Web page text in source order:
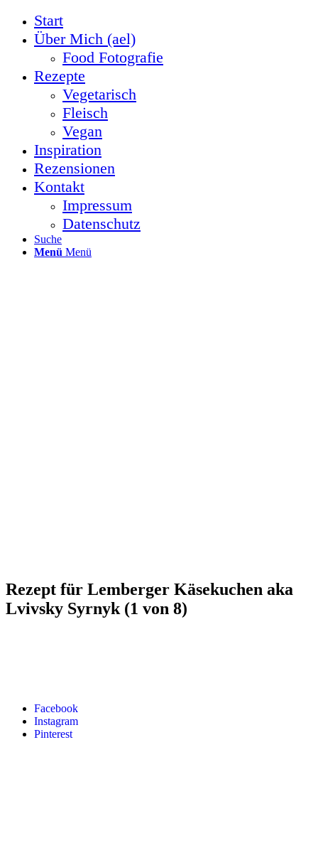
Start
Über Mich (ael)
Food Fotografie
Rezepte
Vegetarisch
Fleisch
Vegan
Inspiration
Rezensionen
Kontakt
Impressum
Datenschutz
Suche
Menü Menü
Facebook
Instagram
Pinterest
Rezept für Lemberger Käsekuchen aka
Lvivsky Syrnyk (1 von 8)